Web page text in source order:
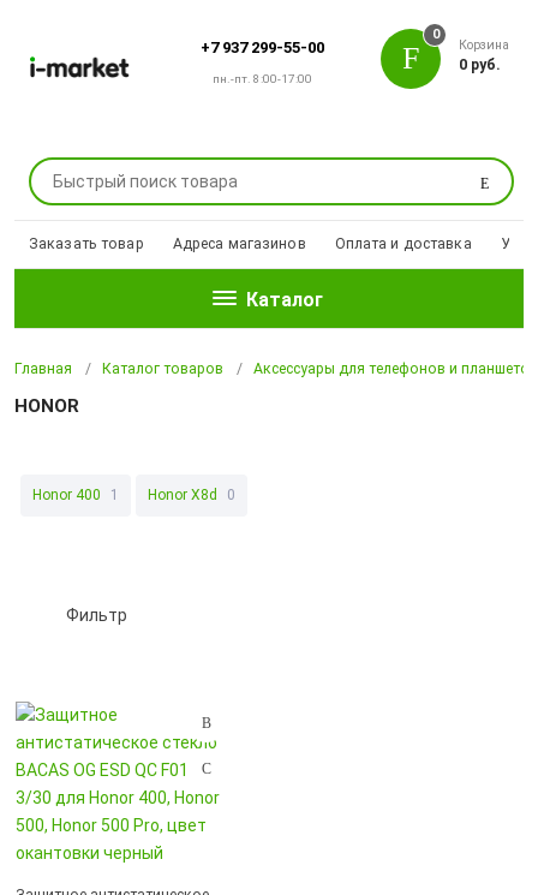
+7 937 299-55-00
пн.-пт. 8:00-17:00
Поиск
0
Корзина
0 руб.
Заказать товар Адреса магазинов Оплата и доставка
Каталог
Главная Каталог товаров Аксессуары для телефонов и планшетов
HONOR
Honor 400 1 Honor X8d 0
Фильтр
Цвет
Черный